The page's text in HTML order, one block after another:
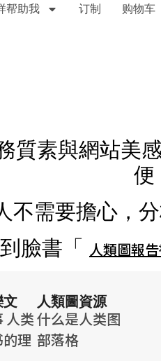
帮助我 订制 购物车
質素與網站美
便
不需要擔心，
臉書「 人類圖報
文
人类
理
人類圖資源
什么是人类图
部落格